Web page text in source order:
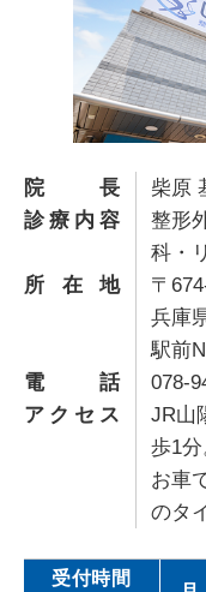
院長
柴原
診療内容
整形
科・
所在地
〒
兵庫
駅前
電話
078-
アクセス
JR山
歩1分
お車
のタ